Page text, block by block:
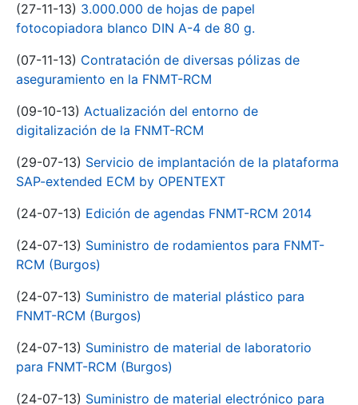
(27-11-13) 3.000.000 de hojas de papel
fotocopiadora blanco DIN A-4 de 80 g.
(07-11-13) Contratación de diversas pólizas de
aseguramiento en la FNMT-RCM
(09-10-13) Actualización del entorno de
digitalización de la FNMT-RCM
(29-07-13) Servicio de implantación de la plataforma
SAP-extended ECM by OPENTEXT
(24-07-13) Edición de agendas FNMT-RCM 2014
(24-07-13) Suministro de rodamientos para FNMT-
RCM (Burgos)
(24-07-13) Suministro de material plástico para
FNMT-RCM (Burgos)
(24-07-13) Suministro de material de laboratorio
para FNMT-RCM (Burgos)
(24-07-13) Suministro de material electrónico para